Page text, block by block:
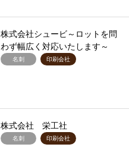
株式会社シュービ～ロットを問
わず幅広く対応いたします～
名刺 印刷会社
株式会社 栄工社
名刺 印刷会社